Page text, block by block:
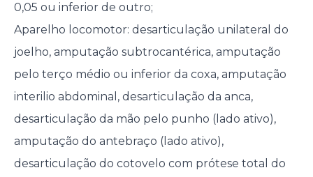
0,05 ou inferior de outro;
Aparelho locomotor: desarticulação unilateral do
joelho, amputação subtrocantérica, amputação
pelo terço médio ou inferior da coxa, amputação
interilio abdominal, desarticulação da anca,
desarticulação da mão pelo punho (lado ativo),
amputação do antebraço (lado ativo),
desarticulação do cotovelo com prótese total do